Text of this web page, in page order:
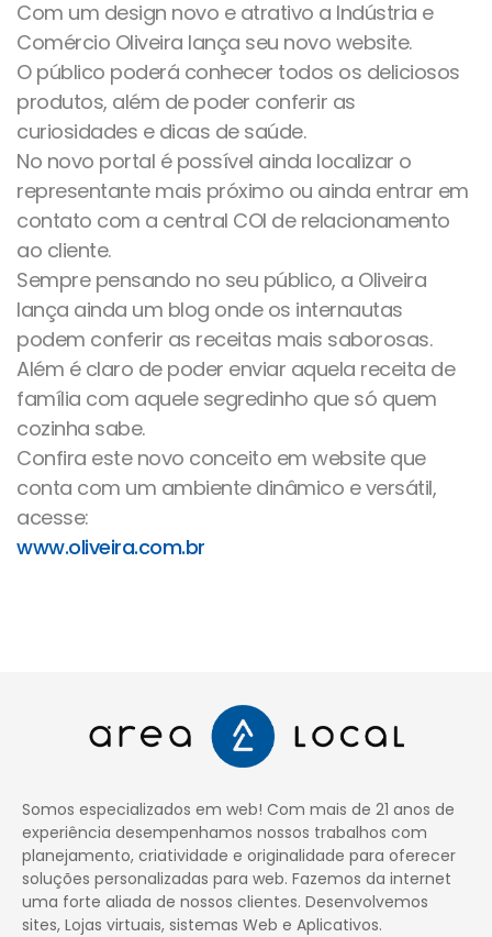
Com um design novo e atrativo a Indústria e
Comércio Oliveira lança seu novo website.
O público poderá conhecer todos os deliciosos
produtos, além de poder conferir as
curiosidades e dicas de saúde.
No novo portal é possível ainda localizar o
representante mais próximo ou ainda entrar em
contato com a central COI de relacionamento
ao cliente.
Sempre pensando no seu público, a Oliveira
lança ainda um blog onde os internautas
podem conferir as receitas mais saborosas.
Além é claro de poder enviar aquela receita de
família com aquele segredinho que só quem
cozinha sabe.
Confira este novo conceito em website que
conta com um ambiente dinâmico e versátil,
acesse:
www.oliveira.com.br
Somos especializados em web! Com mais de 21 anos de
experiência desempenhamos nossos trabalhos com
planejamento, criatividade e originalidade para oferecer
soluções personalizadas para web. Fazemos da internet
uma forte aliada de nossos clientes. Desenvolvemos
sites, Lojas virtuais, sistemas Web e Aplicativos.